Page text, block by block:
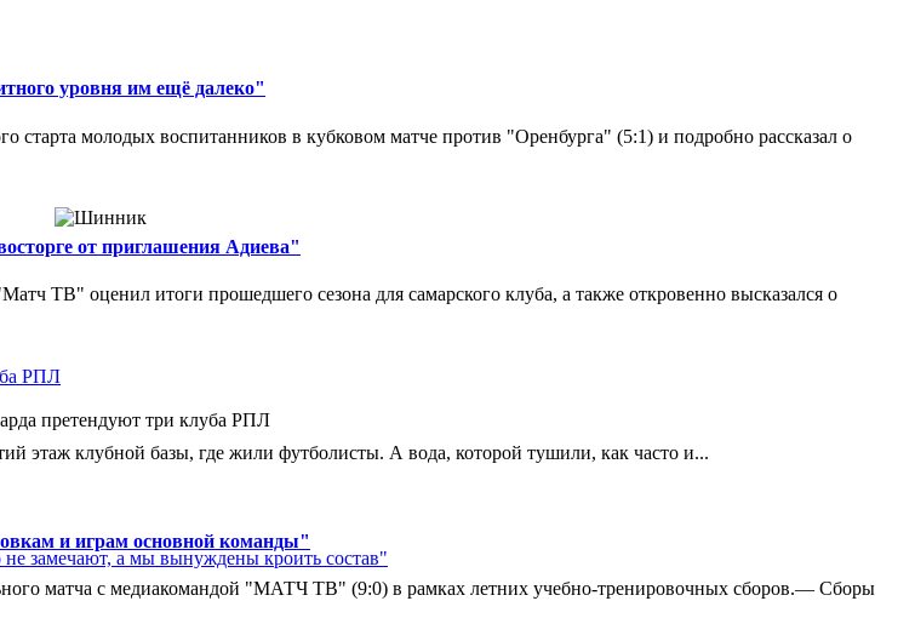
уровня им ещё далеко"
молодых воспитанников в кубковом матче против "Оренбурга" (5:1) и подробно рассказал о
от приглашения Адиева"
ТВ" оценил итоги прошедшего сезона для самарского клуба, а также откровенно высказался о
клубной базы, где жили футболисты. А вода, которой тушили, как часто и...
и играм основной команды"
матча с медиакомандой "МАТЧ ТВ" (9:0) в рамках летних учебно-тренировочных сборов.— Сборы
претендуют три клуба РПЛ
замечают, а мы вынуждены кроить состав"